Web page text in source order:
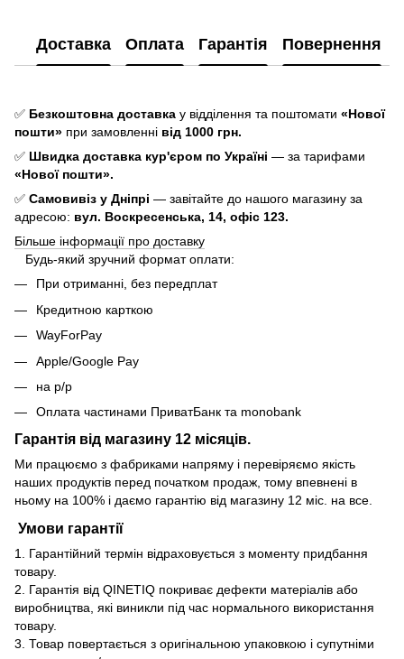
Доставка Оплата Гарантія Повернення
✅ Безкоштовна доставка у відділення та поштомати «Нової
пошти» при замовленні від 1000 грн.
✅ Швидка доставка кур'єром по Україні — за тарифами
«Нової пошти».
✅ Самовивіз у Дніпрі — завітайте до нашого магазину за
адресою: вул. Воскресенська, 14, офіс 123.
Більше інформації про доставку
Будь-який зручний формат оплати:
При отриманні, без передплат
Кредитною карткою
WayForPay
Apple/Google Pay
на р/р
Оплата частинами ПриватБанк та monobank
Гарантія від магазину 12 місяців.
Ми працюємо з фабриками напряму і перевіряємо якість
наших продуктів перед початком продаж, тому впевнені в
ньому на 100% і даємо гарантію від магазину 12 міс. на все.
Умови гарантії
1. Гарантійний термін відраховується з моменту придбання
товару.
2. Гарантія від QINETIQ покриває дефекти матеріалів або
виробництва, які виникли під час нормального використання
товару.
3. Товар повертається з оригінальною упаковкою і супутніми